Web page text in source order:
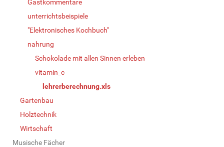
Gastkommentare
unterrichtsbeispiele
"Elektronisches Kochbuch"
nahrung
Schokolade mit allen Sinnen erleben
vitamin_c
lehrerberechnung.xls
Gartenbau
Holztechnik
Wirtschaft
Musische Fächer